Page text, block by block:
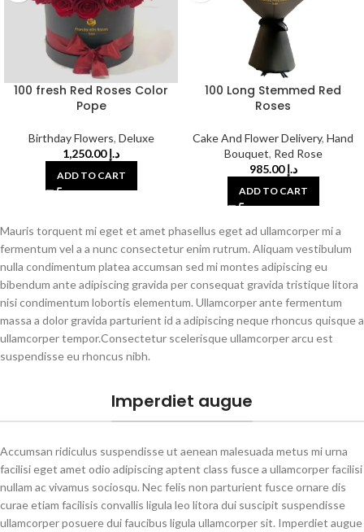
100 fresh Red Roses Color
Pope
Birthday Flowers, Deluxe
د.إ1,250.00
ADD TO CART
100 Long Stemmed Red
Roses
Cake And Flower Delivery, Hand
Bouquet, Red Rose
د.إ985.00
ADD TO CART
Mauris torquent mi eget et amet phasellus eget ad ullamcorper mi a
fermentum vel a a nunc consectetur enim rutrum. Aliquam vestibulum
nulla condimentum platea accumsan sed mi montes adipiscing eu
bibendum ante adipiscing gravida per consequat gravida tristique litora
nisi condimentum lobortis elementum. Ullamcorper ante fermentum
massa a dolor gravida parturient id a adipiscing neque rhoncus quisque a
ullamcorper tempor.Consectetur scelerisque ullamcorper arcu est
suspendisse eu rhoncus nibh.
Imperdiet augue
Accumsan ridiculus suspendisse ut aenean malesuada metus mi urna
facilisi eget amet odio adipiscing aptent class fusce a ullamcorper facilisi
nullam ac vivamus sociosqu. Nec felis non parturient fusce ornare dis
curae etiam facilisis convallis ligula leo litora dui suscipit suspendisse
ullamcorper posuere dui faucibus ligula ullamcorper sit. Imperdiet augue